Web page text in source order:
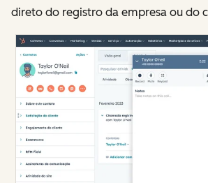
direto do registro da empresa ou do